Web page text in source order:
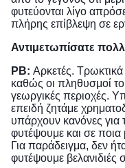
φυτεύονται λίγο
πλήρης επίβλεψη σε
Αντιμετωπίσατε
PB: Αρκετές.
καθώς οι πληθυσμοί
γεωργικές περιοχές.
επειδή ζητάμε
υπάρχουν κανόνες για
φυτέψουμε και σε
Για παράδειγμα, δεν
φυτέψουμε βελανιδιές